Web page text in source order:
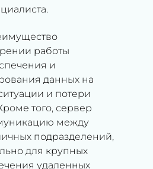
работы
и
данных на
и потери
того, сервер
между
подразделений,
для крупных
удаленных